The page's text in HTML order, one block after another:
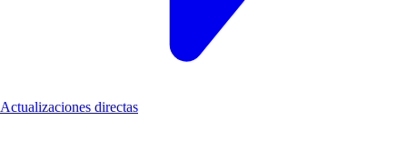
Actualizaciones directas